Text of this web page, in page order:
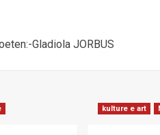
Gladiola JORBUS
kulture e art